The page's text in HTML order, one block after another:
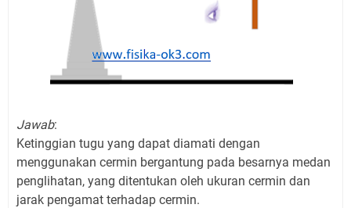
Jawab:
Ketinggian tugu yang dapat diamati dengan
menggunakan cermin bergantung pada besarnya medan
penglihatan, yang ditentukan oleh ukuran cermin dan
jarak pengamat terhadap cermin.